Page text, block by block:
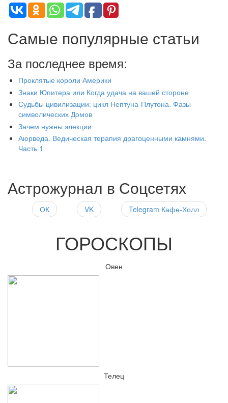
Самые популярные статьи
За последнее время:
Проклятые короли Америки
Знаки Юпитера или Когда удача на вашей стороне
Судьбы цивилизации: цикл Нептуна-Плутона. Фазы
символических Домов
Зачем нужны элекции
Аюрведа. Ведическая терапия драгоценными камнями.
Часть 1
Астрожурнал в Соцсетях
ОК VK Telegram Кафе-Холл
ГОРОСКОПЫ
Овен
Телец